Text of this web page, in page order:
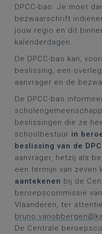
DPCC-bao. Je moet
bezwaarschrift
jouw regio en dit
kalenderdagen.
De DPCC-bao kan,
beslissing, een
aanvrager en de
De DPCC-bao
beslissingen die ze
schoolbestuur in
beslissing van de
aanvrager, hetzij als
een termijn van zeven
aantekenen bij de
beroepscommissie
Vlaanderen, ter
De Centrale